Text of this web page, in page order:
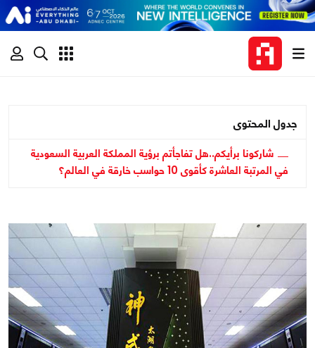
جدول المحتوى
شاركونا برأيكم..هل تفاجأتم برؤية المملكة العربية السعودية
في المرتبة العاشرة كأقوى 10 حواسب خارقة في العالم؟